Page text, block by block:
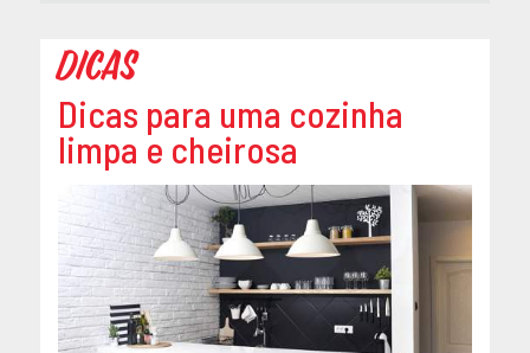
SETEMBRO 2014
AGOSTO 2014
MAIO 2014
ABRIL 2014
Dicas
Dicas para uma cozinha
limpa e cheirosa